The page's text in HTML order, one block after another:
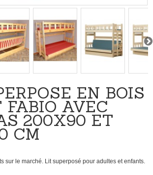
EN BOIS
FABIO AVEC
200X90 ET
CM
sur le marché. Lit superposé pour adultes et enfants.